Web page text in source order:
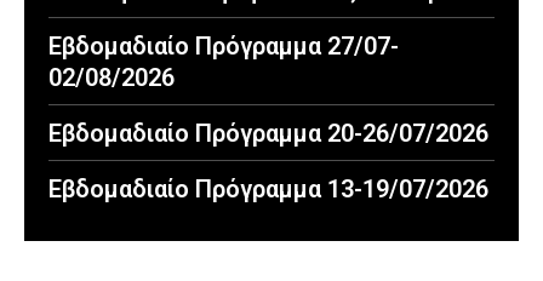
Εβδομαδιαίο Πρόγραμμα 27/07-
02/08/2026
Εβδομαδιαίο Πρόγραμμα 20-26/07/2026
Εβδομαδιαίο Πρόγραμμα 13-19/07/2026